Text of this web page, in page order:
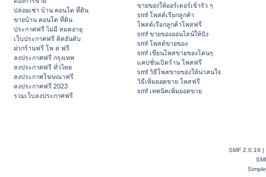
ปล่อยเช่า บ้าน คอนโด ที่ดิน
ขายบ้าน คอนโด ที่ดิน
ประกาศฟรี ไม่มี หมดอายุ
เว็บประกาศฟรี ติดอันดับ
ฝากร้านฟรี โพ ส ฟรี
ลงประกาศฟรี กรุงเทพ
ลงประกาศฟรี ทั่วไทย
ลงประกาศโฆษณาฟรี
ลงประกาศฟรี 2023
รวมเว็บลงประกาศฟรี
ขายของให้ออร์เดอร์เข้ารัว ๆ
smf โพสต์เรียกลูกค้า
โพสต์เรียกลูกค้าโพสฟรี
smf ขายของออนไลน์ให้ปัง
smf โพสต์ขายของ
smf เขียนโพสขายของโดนๆ
แคปชั่นเปิดร้าน โพสฟรี
smf วิธีโพสขายของให้น่าสนใจ
วิธีเพิ่มยอดขาย โพสฟรี
smf เทคนิคเพิ่มยอดขาย
SMF 2.0.19 |